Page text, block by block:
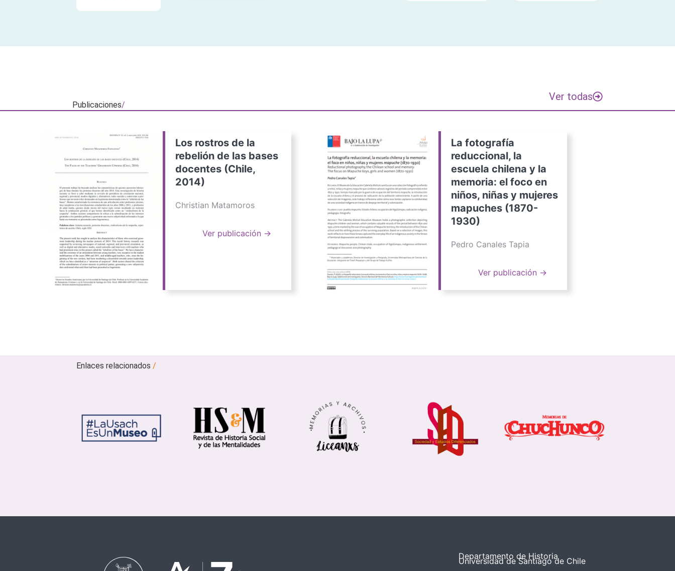
Publicaciones/
Ver todas
Los rostros de la
rebelión de las bases
docentes (Chile,
2014)
Christian Matamoros
Ver publicación →
La fotografía
reduccional, la
escuela chilena y la
memoria: el foco en
niños, niñas y mujeres
mapuches (1870-
1930)
Pedro Canales Tapia
Ver publicación →
Enlaces relacionados/
Departamento de Historia
Universidad de Santiago de Chile